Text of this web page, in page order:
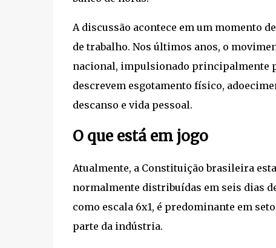
A discussão acontece em um momento
de trabalho. Nos últimos anos, o
nacional, impulsionado principalmente
descrevem esgotamento físico,
descanso e vida pessoal.
O que está em jogo
Atualmente, a Constituição brasileira
normalmente distribuídas em seis dias
como escala 6x1, é predominante em
parte da indústria.